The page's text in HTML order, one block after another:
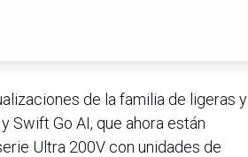
de la familia de ligeras y
Swift Go AI, que ahora están
Ultra 200V con unidades de